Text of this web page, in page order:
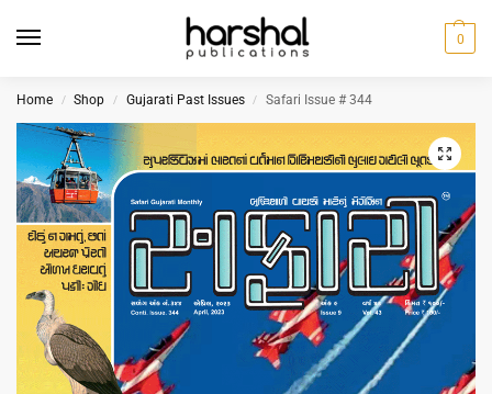
0
Home / Shop / Gujarati Past Issues / Safari Issue # 344